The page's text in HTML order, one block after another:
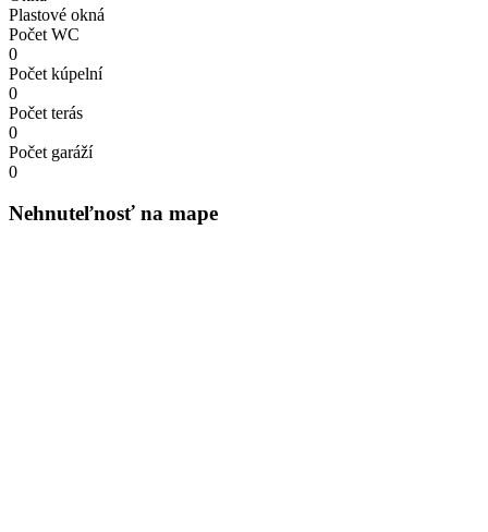
Plastové okná
Počet WC
0
Počet kúpelní
0
Počet terás
0
Počet garáží
0
Nehnuteľnosť na mape